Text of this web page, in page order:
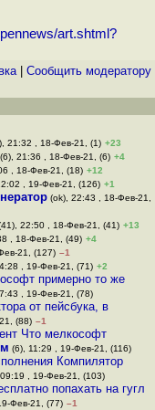
art.shtml?
| Cообщить модератору
21:32 , 18-Фев-21, (1) +23
(6), 21:36 , 18-Фев-21, (6) +4
, 18-Фев-21, (18) +12
, 19-Фев-21, (126) +1
(ok), 22:43 , 18-Фев-21,
22:50 , 18-Фев-21, (41) +13
, 18-Фев-21, (49) +4
21, (127) –1
, 19-Фев-21, (71) +2
примерно то же
, 19-Фев-21, (78)
от пейсбука, в
(88) –1
Что мелкософт
(6), 11:29 , 19-Фев-21, (116)
Компилятор
, 19-Фев-21, (103)
попахать на гугл
Фев-21, (77) –1